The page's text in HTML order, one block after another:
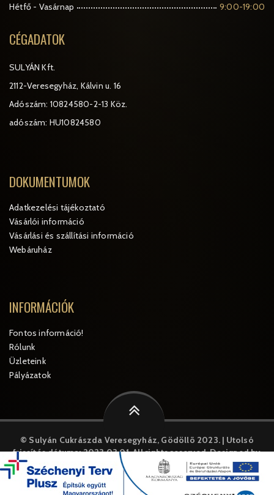
Hétfő - Vasárnap 9:00-19:00
CÉGADATOK
SULYÁN Kft.
2112-Veresegyház, Kálvin u. 16
Adószám: 10824580-2-13 Köz.
adószám: HU10824580
DOKUMENTUMOK
Adatkezelési tájékoztató
Vásárlói információ
Vásárlási és szállítási információ
Webáruház
INFORMÁCIÓK
Fontos információ!
Rólunk
Üzleteink
Pályázatok
© Sulyán Cukrászda Veresegyház, Gödöllõ 2023. | Utolsó
frissítés dátuma: 2023.03.01.All rights reserved. Designed by
MySystem
A weboldal cookie-kat("sütiket") használ. A weboldal további
használatával Ön jóváhagyja a cookie-k használatát.